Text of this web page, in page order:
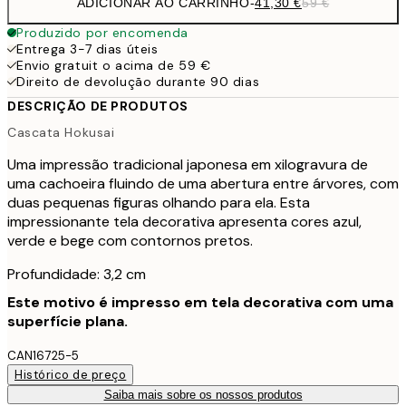
Produzido por encomenda
Entrega 3-7 dias úteis
Envio gratuit o acima de 59 €
Direito de devolução durante 90 dias
DESCRIÇÃO DE PRODUTOS
Cascata Hokusai
Uma impressão tradicional japonesa em xilogravura de
uma cachoeira fluindo de uma abertura entre árvores, com
duas pequenas figuras olhando para ela. Esta
impressionante tela decorativa apresenta cores azul,
verde e bege com contornos pretos.
Profundidade: 3,2 cm
Este motivo é impresso em tela decorativa com uma
superfície plana.
CAN16725-5
Histórico de preço
Saiba mais sobre os nossos produtos